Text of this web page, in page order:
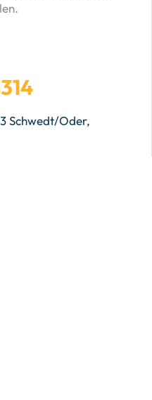
Schwedt/Oder,